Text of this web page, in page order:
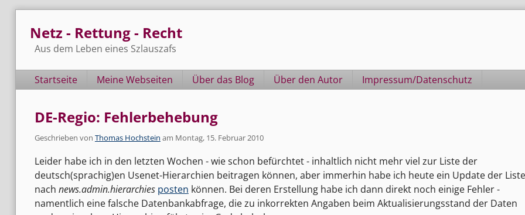
Netz - Rettung - Recht
Aus dem Leben eines Szlauszafs
Navigation
Startseite Meine Webseiten Über das Blog Über den Autor Impressum/Datenschutz
DE-Regio: Fehlerbehebung
Geschrieben von Thomas Hochstein am Montag, 15. Februar 2010
Leider habe ich in den letzten Wochen - wie schon befürchtet - inhaltlich nicht mehr viel zur Liste der
deutsch(sprachig)en Usenet-Hierarchien beitragen können, aber immerhin habe ich heute ein Update der Liste
nach news.admin.hierarchies posten können. Bei deren Erstellung habe ich dann direkt noch einige Fehler -
namentlich eine falsche Datenbankabfrage, die zu inkorrekten Angaben beim Aktualisierungsstand der Daten